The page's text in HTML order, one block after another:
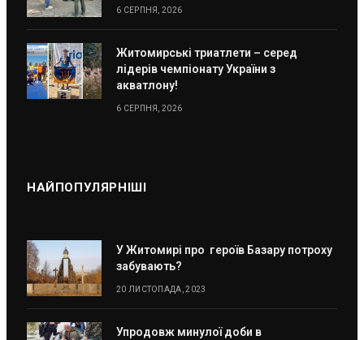
6 СЕРПНЯ, 2026
Житомирські триатлети – серед
лідерів чемпіонату України з
акватлону!
6 СЕРПНЯ, 2026
НАЙПОПУЛЯРНІШІ
У Житомирі про героїв Базару потроху
забувають?
20 ЛИСТОПАДА, 2023
Упродовж минулої доби в